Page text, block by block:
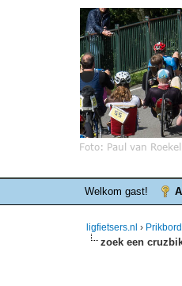
Welkom gast!
ligfietsers.nl › Prikbord
zoek een